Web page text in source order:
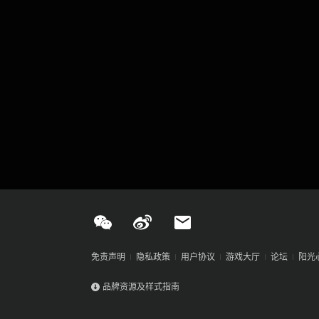
免责声明 隐私政策 用户协议 游戏大厅 论坛 阳光
品牌资源及样式指南